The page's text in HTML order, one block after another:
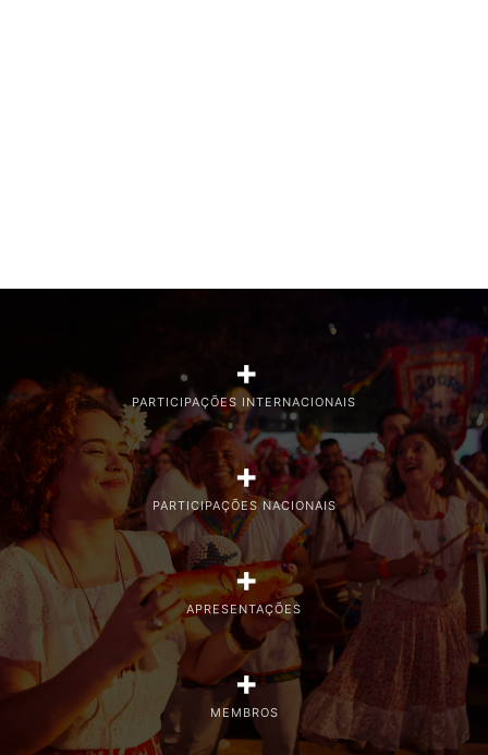
PARTICIPAÇÕES INTERNACIONAIS
+
PARTICIPAÇÕES NACIONAIS
+
APRESENTAÇÕES
+
MEMBROS
+